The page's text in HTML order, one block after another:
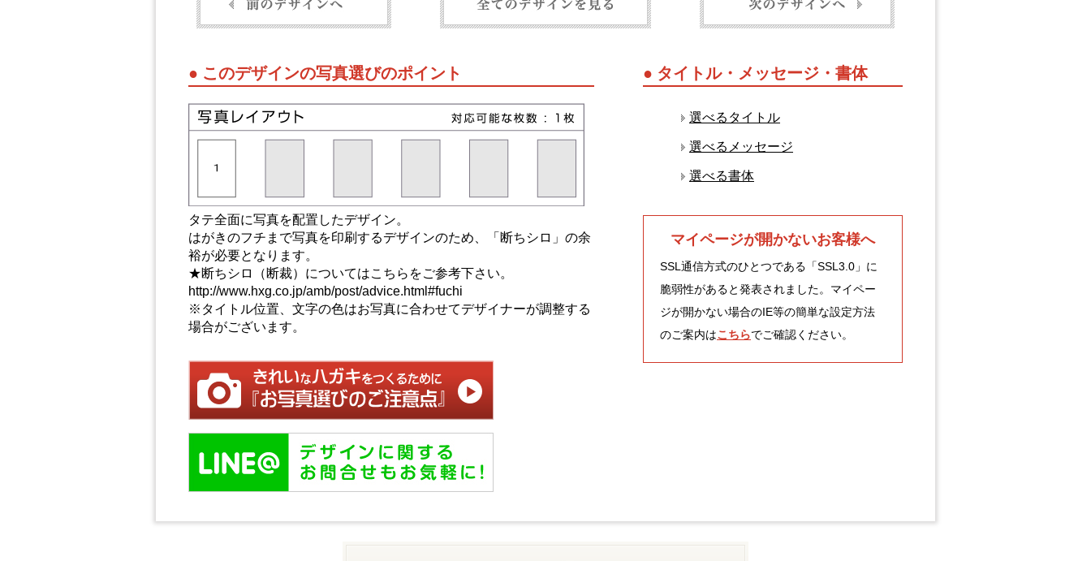
● このデザインの写真選びのポイント
タテ全面に写真を配置したデザイン。
はがきのフチまで写真を印刷するデザインのため、「断ちシロ」の余
裕が必要となります。
★断ちシロ（断裁）についてはこちらをご参考下さい。
http://www.hxg.co.jp/amb/post/advice.html#fuchi
※タイトル位置、文字の色はお写真に合わせてデザイナーが調整する
場合がございます。
● タイトル・メッセージ・書体
選べるタイトル
選べるメッセージ
選べる書体
マイページが開かないお客様へ
SSL通信方式のひとつである「SSL3.0」に
脆弱性があると発表されました。マイペー
ジが開かない場合のIE等の簡単な設定方法
のご案内はこちらでご確認ください。